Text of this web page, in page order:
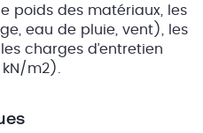
poids des matériaux, les
eau de pluie, vent), les
charges d’entretien
kN/m2).